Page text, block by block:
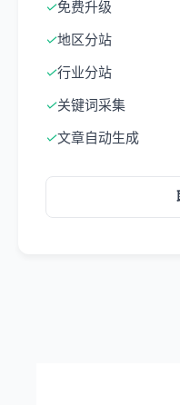
✓免费升级
✓地区分站
✓行业分站
✓关键词采集
✓文章自动生成